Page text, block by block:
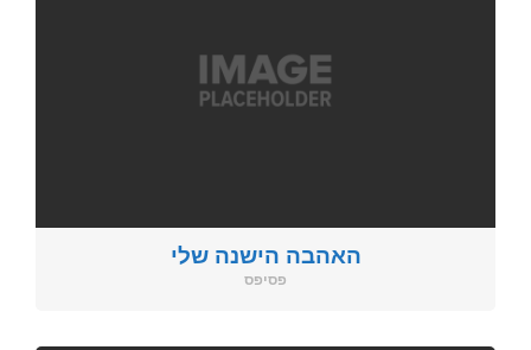
האהבה הישנה שלי
פסיפס